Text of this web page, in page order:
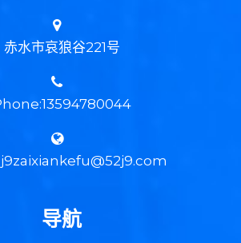
赤水市哀狼谷221号
导航